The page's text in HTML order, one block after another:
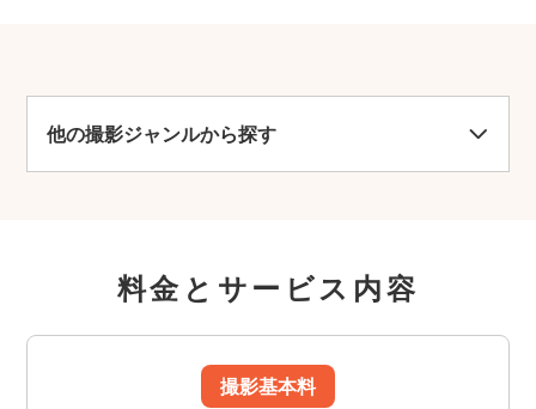
他の撮影ジャンルから探す
料金とサービス内容
撮影基本料